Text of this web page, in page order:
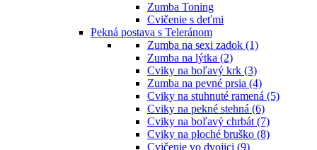
Zumba Toning
Cvičenie s deťmi
Pekná postava s Teleránom
Zumba na sexi zadok (1)
Zumba na lýtka (2)
Cviky na boľavý krk (3)
Zumba na pevné prsia (4)
Cviky na stuhnuté ramená (5)
Cviky na pekné stehná (6)
Cviky na boľavý chrbát (7)
Cviky na ploché bruško (8)
Cvičenie vo dvojici (9)